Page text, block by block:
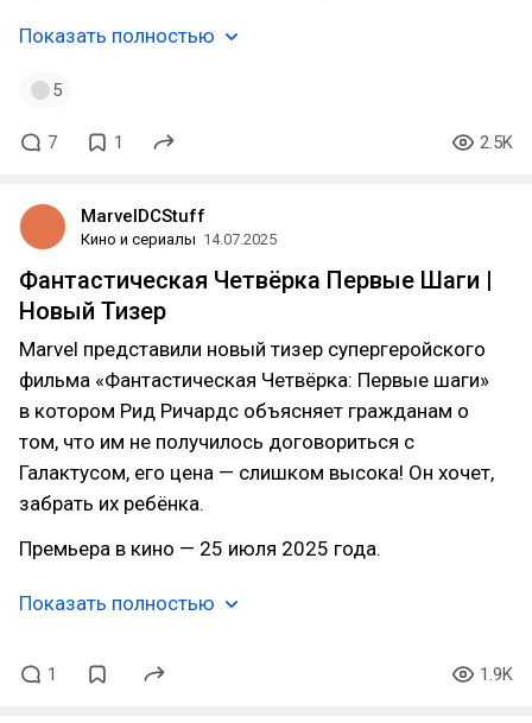
Показать полностью
5
7 1 2.5K
MarvelDCStuff
Кино и сериалы 14.07.2025
Фантастическая Четвёрка Первые Шаги |
Новый Тизер
Marvel представили новый тизер супергеройского
фильма «Фантастическая Четвёрка: Первые шаги»
в котором Рид Ричардс объясняет гражданам о
том, что им не получилось договориться с
Галактусом, его цена — слишком высока! Он хочет,
забрать их ребёнка.
Премьера в кино — 25 июля 2025 года.
Показать полностью
1 1.9K